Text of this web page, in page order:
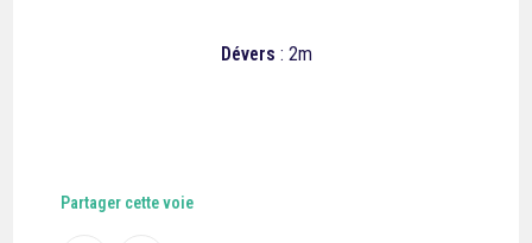
Dévers : 2m
Partager cette voie